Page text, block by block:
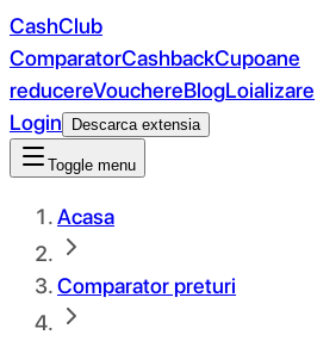
CashClub
ComparatorCashbackCupoane
reducereVouchereBlogLoializare
Login
Descarca extensia
Toggle menu
Acasa
Comparator preturi